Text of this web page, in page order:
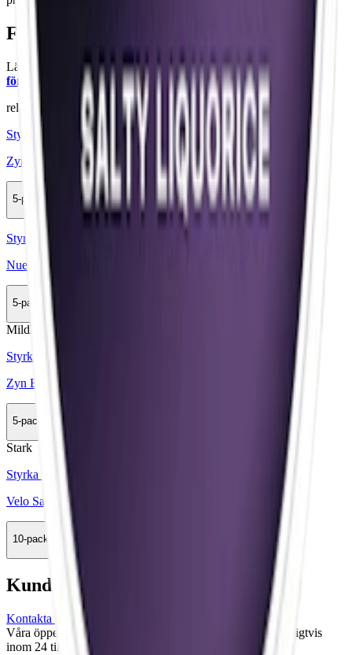
Färskt vitt snus
Läs mer om hur du förvarar Zyn Violet Licorice Slim 2:
förvarar du snuset rätt"
relaterade produkter
Styrka Normal · Slim
Zyn Violet Licorice Slim 3
5-pack
147,50 kr
Styrka Normal · Slim
Nued Salty Licorice 2
5-pack
144,90 kr
Köp
MildMini
Styrka Mild · Mini
Zyn Black Licorice Mini 2
5-pack
154,50 kr
Köp
Stark
Styrka Stark · Slim
Velo Salty Liquorice
10-pack
359,90 kr
Kundservice
Kontakta oss
Våra öppettider är: Alla dagar 08:00 - 18:00 Vi svarar vanligtvis
inom 24 timmar på vardagar.